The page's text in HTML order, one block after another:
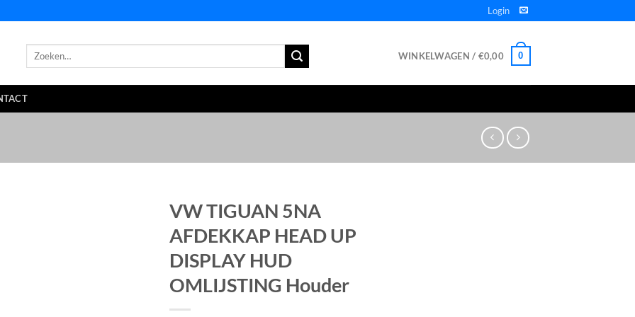
Login
Zoeken
WINKELWAGEN / €0,00 0
VW TIGUAN 5NA
AFDEKKAP HEAD UP
DISPLAY HUD
OMLIJSTING Houder